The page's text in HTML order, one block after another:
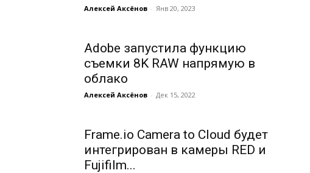
Алексей Аксёнов - Янв 20, 2023
Adobe запустила функцию
съемки 8K RAW напрямую в
облако
Алексей Аксёнов - Дек 15, 2022
Frame.io Camera to Cloud будет
интегрирован в камеры RED и
Fujifilm...